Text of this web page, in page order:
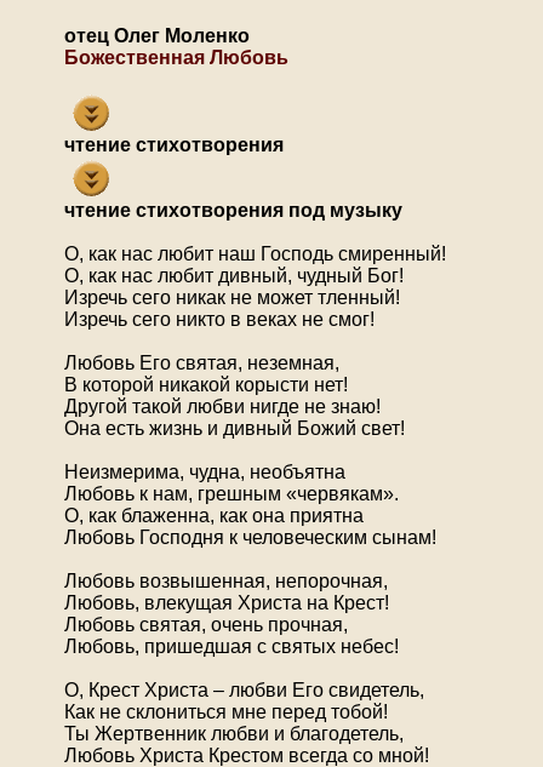
отец Олег Моленко
Божественная Любовь
чтение стихотворения
чтение стихотворения под музыку
О, как нас любит наш Господь смиренный!
О, как нас любит дивный, чудный Бог!
Изречь сего никак не может тленный!
Изречь сего никто в веках не смог!
Любовь Его святая, неземная,
В которой никакой корысти нет!
Другой такой любви нигде не знаю!
Она есть жизнь и дивный Божий свет!
Неизмерима, чудна, необъятна
Любовь к нам, грешным «червякам».
О, как блаженна, как она приятна
Любовь Господня к человеческим сынам!
Любовь возвышенная, непорочная,
Любовь, влекущая Христа на Крест!
Любовь святая, очень прочная,
Любовь, пришедшая с святых небес!
О, Крест Христа – любви Его свидетель,
Как не склониться мне перед тобой!
Ты Жертвенник любви и благодетель,
Любовь Христа Крестом всегда со мной!